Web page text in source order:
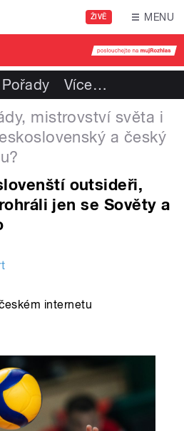
ŽIVĚ MENU
Pořady Více…
mistrovství světa i
a český
outsideři,
jen se Sověty a
internetu